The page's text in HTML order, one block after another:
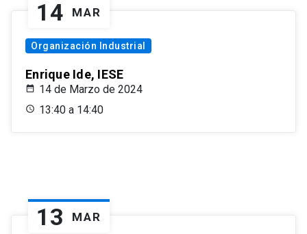
14 MAR
Organización Industrial
Enrique Ide, IESE
14 de Marzo de 2024
13:40 a 14:40
13 MAR